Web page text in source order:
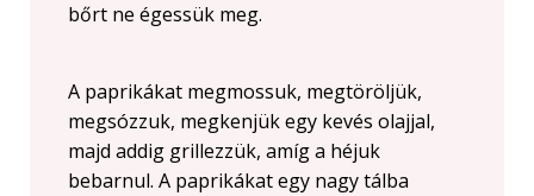
bőrt ne égessük meg.
A paprikákat megmossuk, megtöröljük,
megsózzuk, megkenjük egy kevés olajjal,
majd addig grillezzük, amíg a héjuk
bebarnul. A paprikákat egy nagy tálba